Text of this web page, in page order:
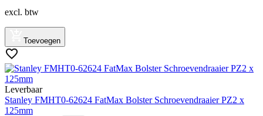
excl. btw
Toevoegen
Leverbaar
Stanley FMHT0-62624 FatMax Bolster Schroevendraaier PZ2 x
125mm